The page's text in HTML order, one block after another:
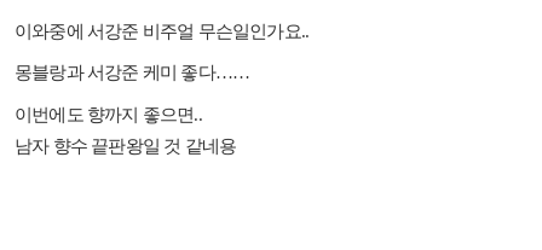
이와중에 서강준 비주얼 무슨일인가요..
몽블랑과 서강준 케미 좋다……
이번에도 향까지 좋으면..
남자 향수 끝판왕일 것 같네용